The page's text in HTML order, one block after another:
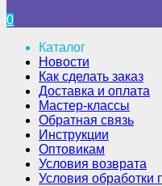
0
Каталог
Новости
Как сделать заказ
Доставка и оплата
Мастер-классы
Обратная связь
Инструкции
Оптовикам
Условия возврата
Условия обработки